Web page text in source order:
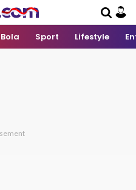
Bola Sport Lifestyle